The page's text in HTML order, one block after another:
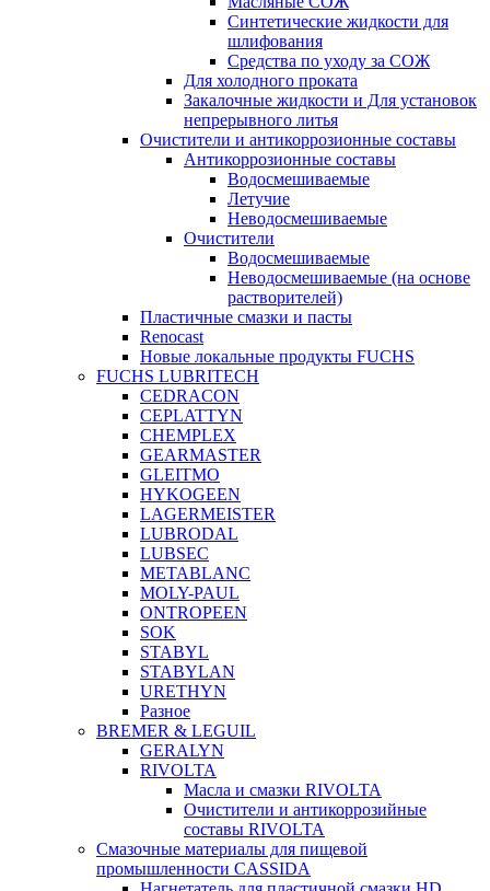
Синтетические жидкости для
шлифования
Средства по уходу за СОЖ
Для холодного проката
Закалочные жидкости и Для установок
непрерывного литья
Очистители и антикоррозионные составы
Антикоррозионные составы
Водосмешиваемые
Летучие
Неводосмешиваемые
Очистители
Водосмешиваемые
Неводосмешиваемые (на основе
растворителей)
Пластичные смазки и пасты
Renocast
Новые локальные продукты FUCHS
FUCHS LUBRITECH
CEDRACON
CEPLATTYN
CHEMPLEX
GEARMASTER
GLEITMO
HYKOGEEN
LAGERMEISTER
LUBRODAL
LUBSEC
METABLANC
MOLY-PAUL
ONTROPEEN
SOK
STABYL
STABYLAN
URETHYN
Разное
BREMER & LEGUIL
GERALYN
RIVOLTA
Масла и смазки RIVOLTA
Очистители и антикоррозийные
составы RIVOLTA
Смазочные материалы для пищевой
промышленности CASSIDA